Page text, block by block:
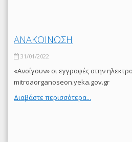
ΑΝΑΚΟΙΝΩΣΗ
31/01/2022
«Ανοίγουν» οι εγγραφές στην
mitroaorganoseon.yeka.gov.gr
Διαβάστε περισσότερα...